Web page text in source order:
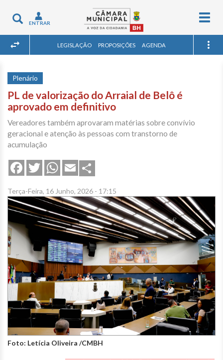
Toggle
navigation
ENTRAR
LEGISLAÇÃO PROPOSIÇÕES AGENDA
Plenário
PL de valorização do Arraial de Belô é
aprovado em definitivo
Vereadores também aprovaram matérias sobre convívio
geracional e atenção às pessoas com transtorno de
acumulação
FacebookTwitterWhatsApp
Email
Terça-Feira, 16 Junho, 2026 - 17:15
Foto: Letícia Oliveira /CMBH